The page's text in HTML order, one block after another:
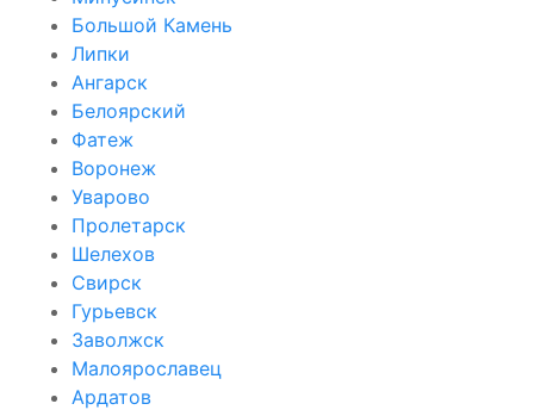
Большой Камень
Липки
Ангарск
Белоярский
Фатеж
Воронеж
Уварово
Пролетарск
Шелехов
Свирск
Гурьевск
Заволжск
Малоярославец
Ардатов